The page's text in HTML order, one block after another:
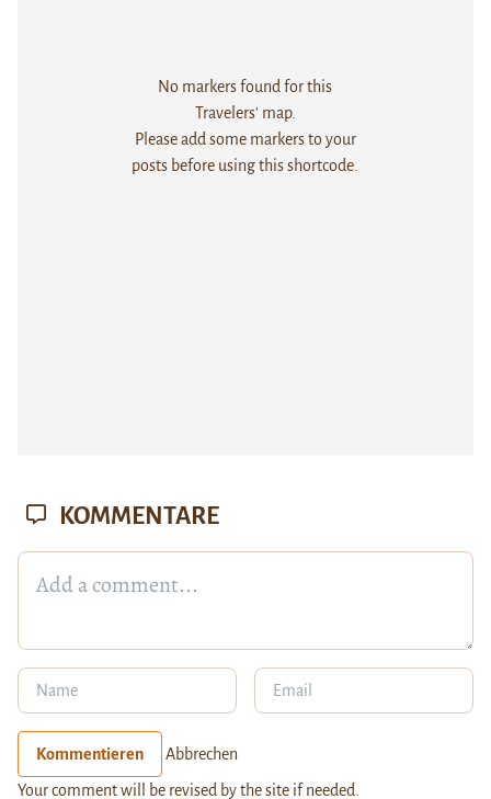
No markers found for this
Travelers' map.
Please add some markers to your
posts before using this shortcode.
KOMMENTARE
Kommentieren Abbrechen
Your comment will be revised by the site if needed.